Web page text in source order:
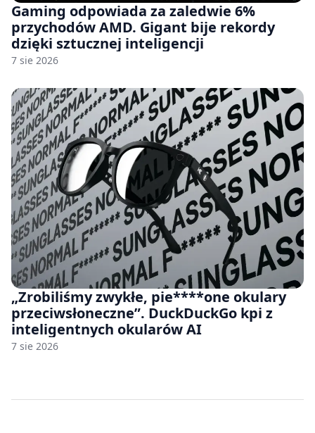
Gaming odpowiada za zaledwie 6%
przychodów AMD. Gigant bije rekordy
dzięki sztucznej inteligencji
7 sie 2026
„Zrobiliśmy zwykłe, pie****one okulary
przeciwsłoneczne”. DuckDuckGo kpi z
inteligentnych okularów AI
7 sie 2026